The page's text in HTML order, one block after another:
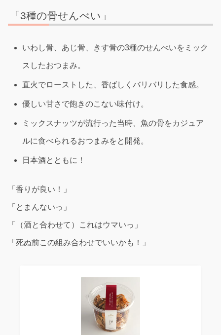
「3種の骨せんべい」
いわし骨、あじ骨、きす骨の3種のせんべいをミック
スしたおつまみ。
直火でローストした、香ばしくバリバリした食感。
優しい甘さで飽きのこない味付け。
ミックスナッツが流行った当時、魚の骨をカジュア
ルに食べられるおつまみをと開発。
日本酒とともに！
「香りが良い！」
「とまんないっ」
「（酒と合わせて）これはウマいっ」
「死ぬ前この組み合わせでいいかも！」